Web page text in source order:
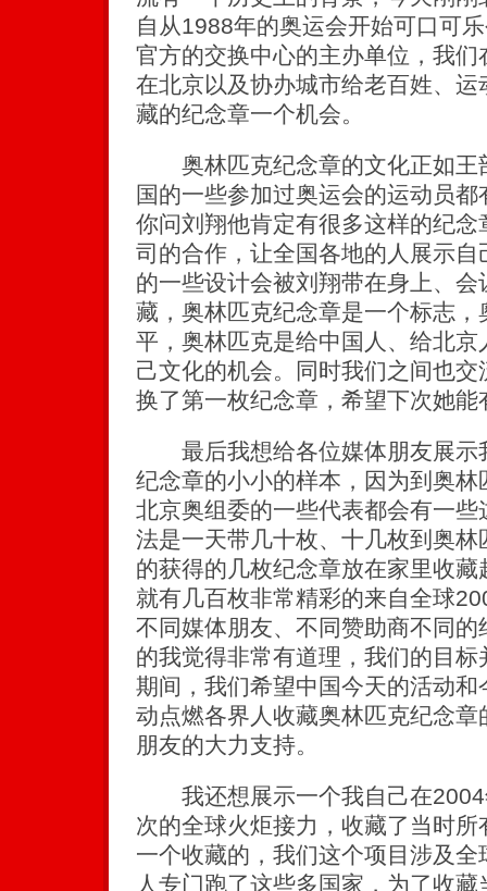
自从1988年的奥运会开始可口可
官方的交换中心的主办单位，我
在北京以及协办城市给老百姓、
藏的纪念章一个机会。
奥林匹克纪念章的文化正如王
国的一些参加过奥运会的运动员
你问刘翔他肯定有很多这样的纪
司的合作，让全国各地的人展示
的一些设计会被刘翔带在身上、
藏，奥林匹克纪念章是一个标志
平，奥林匹克是给中国人、给北
己文化的机会。同时我们之间也
换了第一枚纪念章，希望下次她
最后我想给各位媒体朋友展示
纪念章的小小的样本，因为到奥
北京奥组委的一些代表都会有一
法是一天带几十枚、十几枚到奥
的获得的几枚纪念章放在家里收
就有几百枚非常精彩的来自全球
不同媒体朋友、不同赞助商不同
的我觉得非常有道理，我们的目
期间，我们希望中国今天的活动
动点燃各界人收藏奥林匹克纪念
朋友的大力支持。
我还想展示一个我自己在2004
次的全球火炬接力，收藏了当时
一个收藏的，我们这个项目涉及
人专门跑了这些多国家，为了收